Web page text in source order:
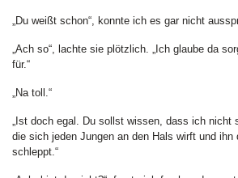
„Du weißt schon“, konnte ich es gar nicht
„Ach so“, lachte sie plötzlich. „Ich glaube da
für.“
„Na toll.“
„Ist doch egal. Du sollst wissen, dass ich nicht
die sich jeden Jungen an den Hals wirft und ihn
schleppt.“